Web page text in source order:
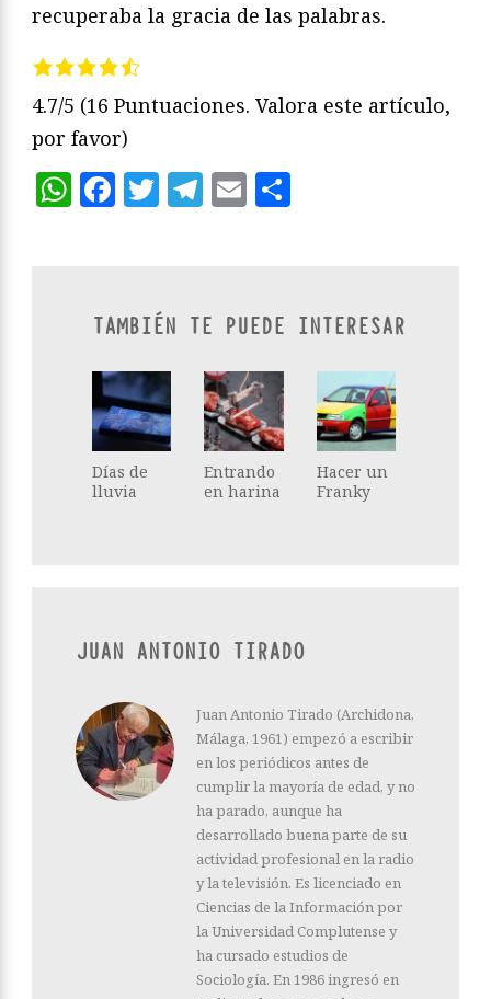
recuperaba la gracia de las palabras.
4.7/5 (16 Puntuaciones. Valora este artículo,
por favor)
WhatsApp
Facebook
Twitter
Telegram
Email
TAMBIÉN TE PUEDE INTERESAR
Días de
lluvia
Entrando
en harina
Hacer un
Franky
JUAN ANTONIO TIRADO
Juan Antonio Tirado (Archidona,
Málaga, 1961) empezó a escribir
en los periódicos antes de
cumplir la mayoría de edad, y no
ha parado, aunque ha
desarrollado buena parte de su
actividad profesional en la radio
y la televisión. Es licenciado en
Ciencias de la Información por
la Universidad Complutense y
ha cursado estudios de
Sociología. En 1986 ingresó en